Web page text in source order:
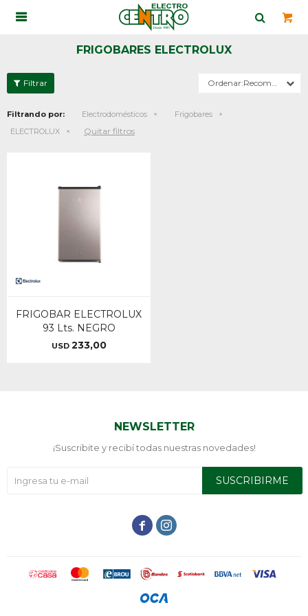

FRIGOBARES ELECTROLUX
Recomendados
Filtrando por: Electrodomésticos
Frigobares
ELECTROLUX
Quitar filtros
FRIGOBAR ELECTROLUX
93 Lts. NEGRO
USD 233,00
NEWSLETTER
¡Suscribite y recibí todas nuestras novedades!
SUSCRIBIRME
 